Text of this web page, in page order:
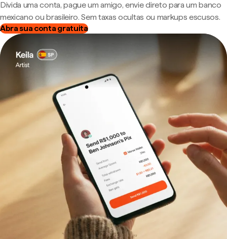
Divida uma conta, pague um amigo, envie direto para um banco
mexicano ou brasileiro. Sem taxas ocultas ou markups escusos.
Abra sua conta gratuita